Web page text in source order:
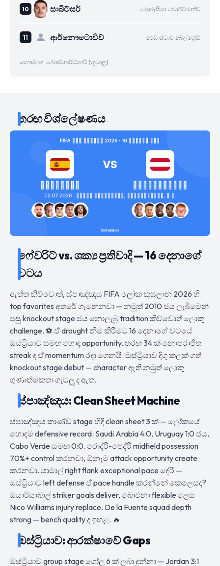
සාබිට්සර් බොරූසියා ඩොර්ට්මන්ඩ්
ආර්නෞටොවිච් රෙඩ් ස්ටාර් බෙල්ග්‍රේඩ්
නොමැත: බෞම්ගාර්ට්නර් (තුවාල)
තරඟ විශ්ලේෂණය
ෆේවරිට් vs. ශක්‍ය ප්‍රතිවාදි — 16 දෙනාගේ
වටය
ඇත්ත කිව්වොත්, ස්පාඤ්ඤය FIFA ලෝක කුසලාන 2026 හි
top favorites අතරේ ගැනෙනවා — නමුත් 2010 ජය ලැබීමෙන්
පසු knockout stage ජය නොලැබූ tradition කිව්වොත් ලොකු
challenge. ⚽ ඒ drought නිම කිරීමට 16 දෙනාගේ වටයේ
ඔස්ට්‍රියාව සමඟ හොඳ opportunity. තරඟ 34 ක් නොපරාජිත
streak ද ඒ momentum රදා ගෙනයි. ඔස්ට්‍රියාව දිගු කලක් ගත්
knockout stage debut — character ඇති නමුත් ලොකු
ගුණාත්මකතා ගැටලු ද ඇත.
ස්පාඤ්ඤය: Clean Sheet Machine
ස්පාඤ්ඤය කාණ්ඩ stage හිදී clean sheet 3 ක් — ලෝකයේ
හොඳම defensive record. Saudi Arabia 4:0, Uruguay 1:0 ජය,
Cabo Verde සමඟ 0:0. රොද්රී-පෙද්රී midfield possession
70%+ control කරනවා, ඕනෑම attack opportunity create
කරනවා. යාමාල් right flank exceptional pace දේරී —
ඔස්ට්‍රියාව left defense ඒ pace handle කරන්නේ කෙලෙසද?
ඔයාර්සාබාල් striker goals deliver, බාෙඑනා flexible ලෙස
Nico Williams injury replace. De la Fuente squad depth
strong — bench quality ද ඉහළ. 🔥
ඔස්ට්‍රියාව: ආරක්ෂාවේ Gaps
ඔස්ට්‍රියාව group stage ගෝල 6 ක් ලබා දුන්නා — Jordan 3:1